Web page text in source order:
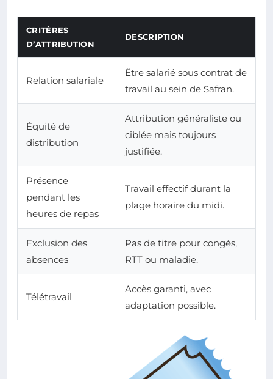
CRITÈRES
D’ATTRIBUTION
DESCRIPTION
Relation salariale
Être salarié sous contrat de
travail au sein de Safran.
Équité de
distribution
Attribution généraliste ou
ciblée mais toujours
justifiée.
Présence
pendant les
heures de repas
Travail effectif durant la
plage horaire du midi.
Exclusion des
absences
Pas de titre pour congés,
RTT ou maladie.
Télétravail
Accès garanti, avec
adaptation possible.